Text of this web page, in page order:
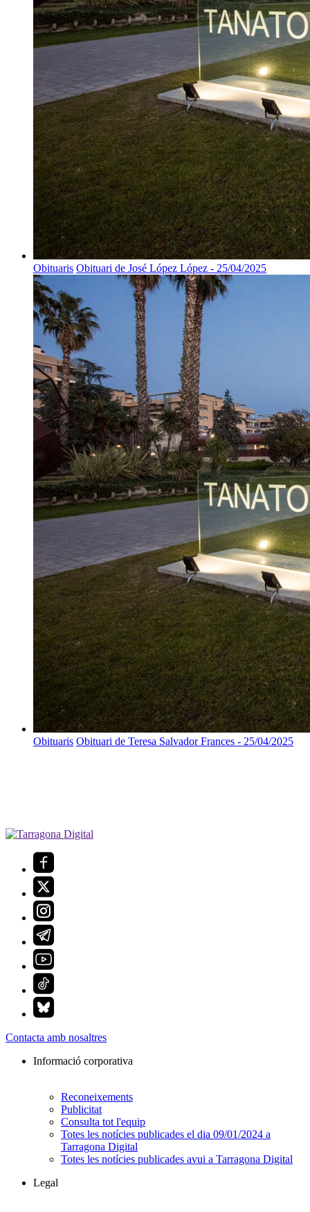
Obituaris Obituari de José López López - 25/04/2025
Obituaris Obituari de Teresa Salvador Frances - 25/04/2025
Contacta amb nosaltres
Informació corporativa
Reconeixements
Publicitat
Consulta tot l'equip
Totes les notícies publicades el dia 09/01/2024 a
Tarragona Digital
Totes les notícies publicades avui a Tarragona Digital
Legal